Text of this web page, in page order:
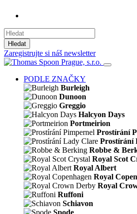
Hledat
Zaregistrujte si náš newsletter
PODLE ZNAČKY
Burleigh
Dunoon
Greggio
Halcyon Days
Portmeirion
Prostírání
Prostírání
Robbe &
Royal Scot
Royal Albert
Royal
Royal
Ruffoni
Schiavon
Spode